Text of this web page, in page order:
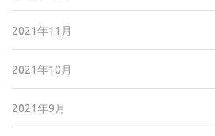
2021年11月
2021年10月
2021年9月